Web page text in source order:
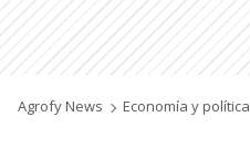
Agrofy News Economía y política